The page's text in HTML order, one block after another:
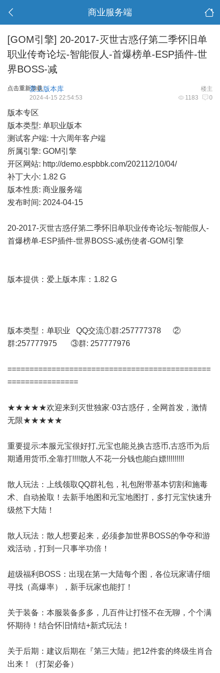
商业服务端
[GOM引擎] 20-2017-灭世古惑仔第二季怀旧单
职业传奇论坛-智能假人-首爆榜单-ESP插件-世
界BOSS-减
点击重新加载 楼主
爱上版本库
1183 0
2024-4-15 22:54:53
版本专区
版本类型: 单职业版本
测试客户端: 十六周年客户端
所属引擎: GOM引擎
开区网站: http://demo.espbbk.com/202112/10/04/
补丁大小: 1.82 G
版本性质: 商业服务端
发布时间: 2024-04-15
20-2017-灭世古惑仔第二季怀旧单职业传奇论坛-智能假人-
首爆榜单-ESP插件-世界BOSS-减伤使者-GOM引擎
版本提供：爱上版本库：1.82 G
版本类型：单职业 QQ交流①群:257777378 ②
群:257777975 ③群: 257777976
==============================================
================
★★★★★欢迎来到灭世独家·03古惑仔，全网首发，激情
无限★★★★★
重要提示:本服元宝很好打,元宝也能兑换古惑币,古惑币为后
期通用货币,全靠打!!!!散人不花一分钱也能白嫖!!!!!!!!!
散人玩法：上线领取QQ群礼包，礼包附带基本切割和施毒
术、自动捡取！去新手地图和元宝地图打，多打元宝快速升
级然下大陆！
散人玩法：散人想要起来，必须参加世界BOSS的争夺和游
戏活动，打到一只事半功倍！
超级福利BOSS：出现在第一大陆每个图，各位玩家请仔细
寻找（高爆率），新手玩家也能打！
关于装备：本服装备多多，几百件让打怪不在无聊，个个满
怀期待！结合怀旧情结+新式玩法！
关于后期：建议后期在『第三大陆』把12件套的终级生肖合
出来！（打架必备）